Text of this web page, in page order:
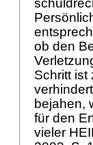
ob den
Schritt ist
bejahen,
für den
vieler